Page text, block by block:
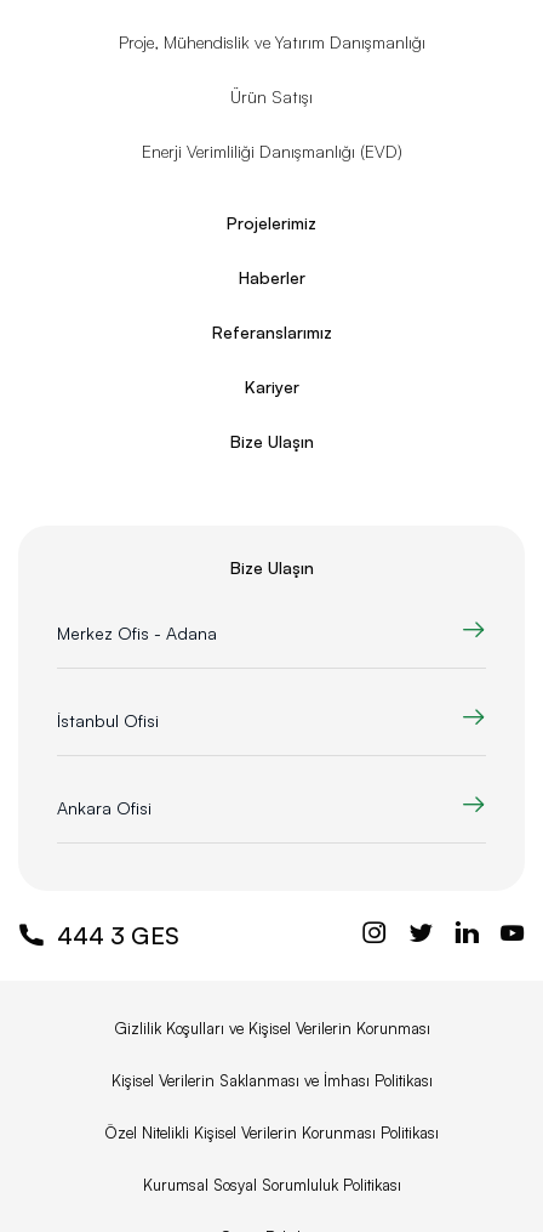
444 3 GES
Bize Ulaşın
Merkez Ofis - Adana
İstanbul Ofisi
Ankara Ofisi
Proje, Mühendislik ve Yatırım Danışmanlığı
Ürün Satışı
Enerji Verimliliği Danışmanlığı (EVD)
Projelerimiz
Haberler
Referanslarımız
Kariyer
Bize Ulaşın
Gizlilik Koşulları ve Kişisel Verilerin Korunması
Kişisel Verilerin Saklanması ve İmhası Politikası
Özel Nitelikli Kişisel Verilerin Korunması Politikası
Kurumsal Sosyal Sorumluluk Politikası